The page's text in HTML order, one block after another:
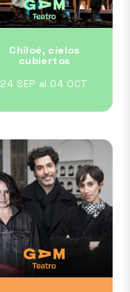
Chiloé, cielos
cubiertos
24 SEP al 04 OCT